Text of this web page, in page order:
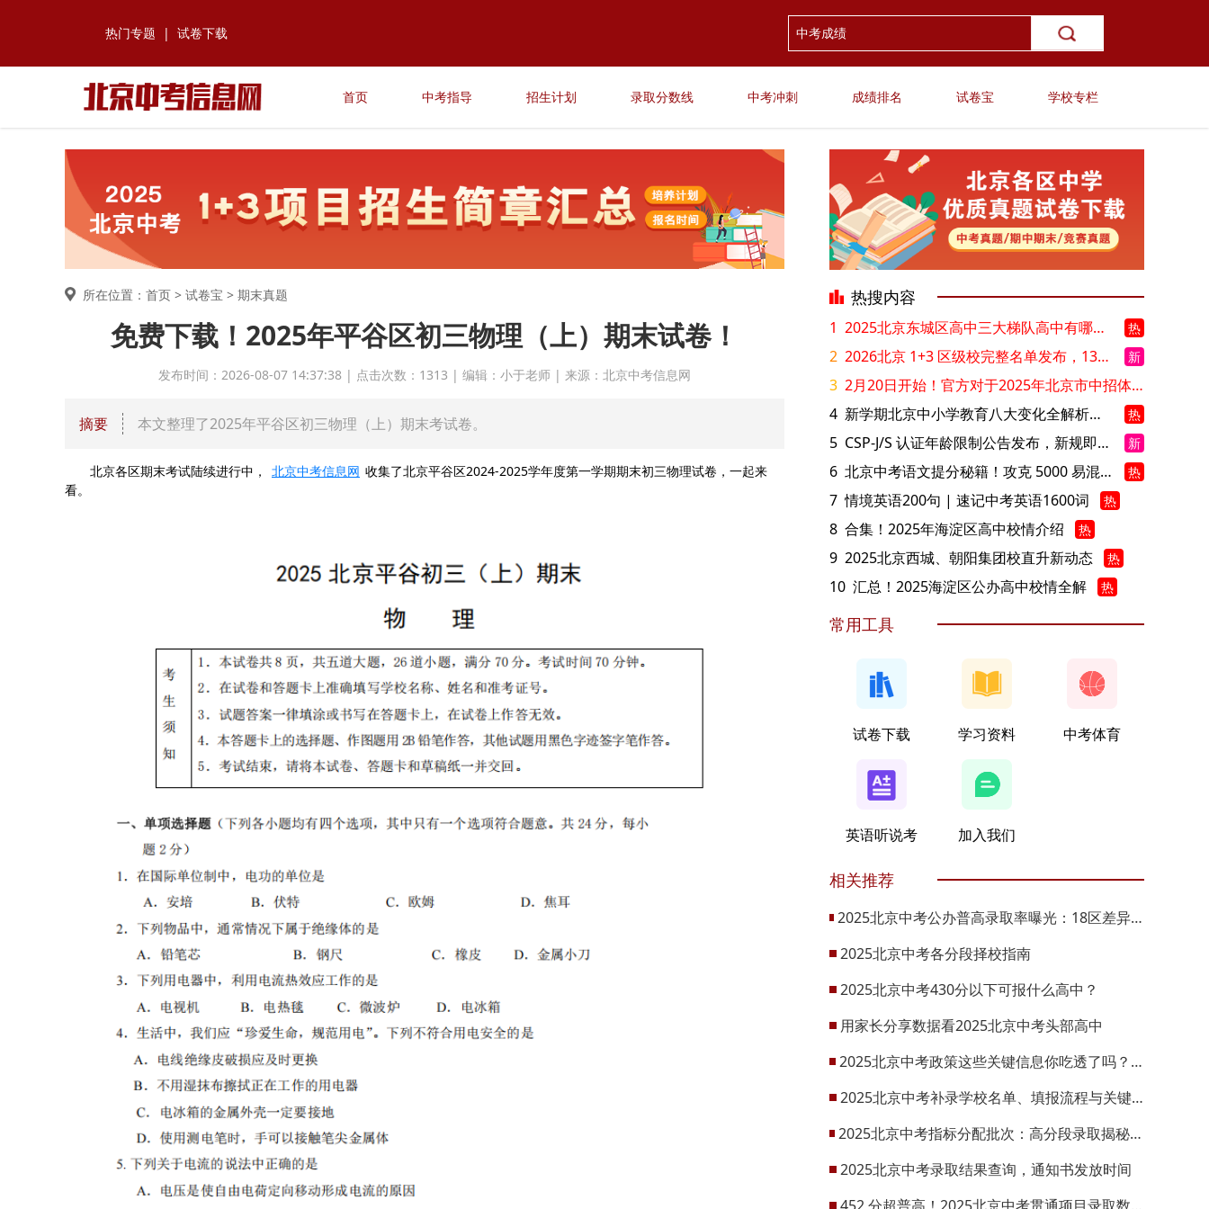
热门专题 | 试卷下载
首页 中考指导 招生计划 录取分数线 中考冲刺 成绩排名 试卷宝 学校专栏
所在位置：首页 > 试卷宝 > 期末真题
免费下载！2025年平谷区初三物理（上）期末试卷！
发布时间：2026-08-07 14:37:38 | 点击次数：1313 | 编辑：小于老师 | 来源：北京中考信息网
摘要 本文整理了2025年平谷区初三物理（上）期末考试卷。
北京各区期末考试陆续进行中， 北京中考信息网 收集了北京平谷区2024-2025学年度第一学期期末初三物理试卷，一起来
看。
热搜内容
1 2025北京东城区高中三大梯队高中有哪些？录取分数线是多少？ 热
2 2026北京 1+3 区级校完整名单发布，13549 个名额该如何规划报考？ 新
3
2月20日开始！官方对于2025年北京市中招体检问题解答！
4
新学期北京中小学教育八大变化全解析：学位、政策、教学等方面迎新变革 热
5 CSP-J/S 认证年龄限制公告发布，新规即日起实施！ 新
6 北京中考语文提分秘籍！攻克 5000 易混易错字 热
7 情境英语200句 | 速记中考英语1600词 热
8 合集！2025年海淀区高中校情介绍 热
9 2025北京西城、朝阳集团校直升新动态 热
10 汇总！2025海淀区公办高中校情全解 热
常用工具
试卷下载 学习资料 中考体育
英语听说考 加入我们
相关推荐
2025北京中考公办普高录取率曝光：18区差异悬殊！2026升学机会将增1.48万
2025北京中考各分段择校指南
2025北京中考430分以下可报什么高中？
用家长分享数据看2025北京中考头部高中
2025北京中考政策这些关键信息你吃透了吗？2026可参考
2025北京中考补录学校名单、填报流程与关键节点
2025北京中考指标分配批次：高分段录取揭秘，校排成关键
2025北京中考录取结果查询，通知书发放时间